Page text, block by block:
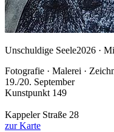
Unschuldige Seele2026 ·
Fotografie · Malerei ·
19./20. September
Kunstpunkt 149
Kappeler Straße 28
zur Karte